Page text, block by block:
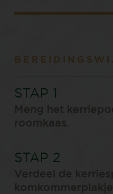
Meng het
roomkaas.
Verdeel de